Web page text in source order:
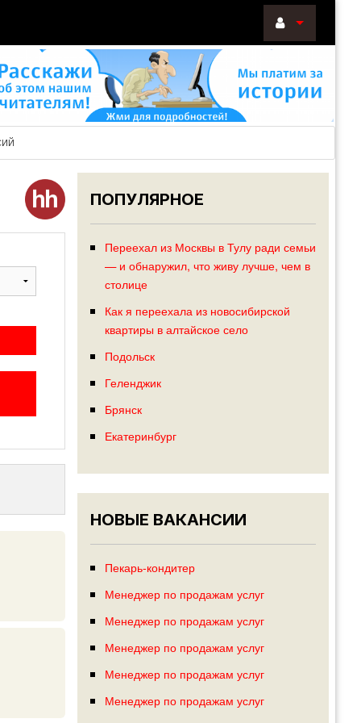
Войти
ПОПУЛЯРНОЕ
Переехал из Москвы в Тулу ради семьи
— и обнаружил, что живу лучше, чем в
столице
Как я переехала из новосибирской
квартиры в алтайское село
Подольск
Геленджик
Брянск
Екатеринбург
НОВЫЕ ВАКАНСИИ
Пекарь-кондитер
Менеджер по продажам услуг
Менеджер по продажам услуг
Менеджер по продажам услуг
Менеджер по продажам услуг
Менеджер по продажам услуг